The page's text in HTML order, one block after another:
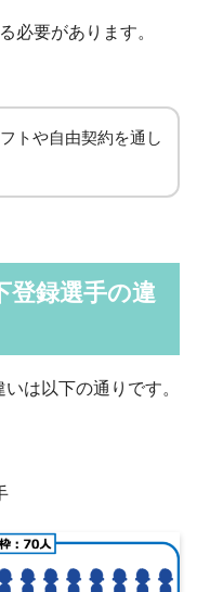
必要があります。
トや自由契約を通し
登録選手の違
は以下の通りです。